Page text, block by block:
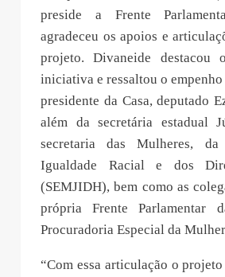
preside a Frente
agradeceu os apoios e
projeto. Divaneide destacou
iniciativa e ressaltou o
presidente da Casa, deputado
além da secretária estadual
secretaria das Mulheres, da
Igualdade Racial e dos
(SEMJIDH), bem como as
própria Frente Parlamentar
Procuradoria Especial da
“Com essa articulação o